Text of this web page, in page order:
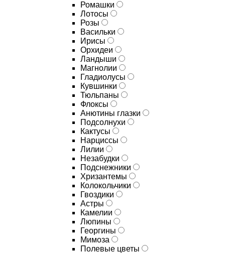
Ромашки
Лотосы
Розы
Васильки
Ирисы
Орхидеи
Ландыши
Магнолии
Гладиолусы
Кувшинки
Тюльпаны
Флоксы
Анютины глазки
Подсолнухи
Кактусы
Нарциссы
Лилии
Незабудки
Подснежники
Хризантемы
Колокольчики
Гвоздики
Астры
Камелии
Люпины
Георгины
Мимоза
Полевые цветы